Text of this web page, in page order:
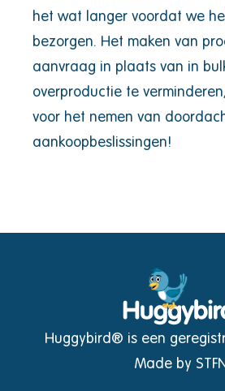
het wat langer voordat we
bezorgen. Het maken van
aanvraag in plaats van in
overproductie te
voor het nemen van
aankoopbeslissingen!
Huggybird® is een
Made by